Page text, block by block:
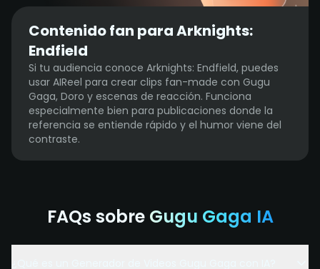
Contenido fan para Arknights:
Endfield
Si tu audiencia conoce Arknights: Endfield, puedes
usar AIReel para crear clips fan-made con Gugu
Gaga, Doro y escenas de reacción. Funciona
especialmente bien para publicaciones donde la
referencia se entiende rápido y el humor viene del
contraste.
FAQs sobre Gugu Gaga IA